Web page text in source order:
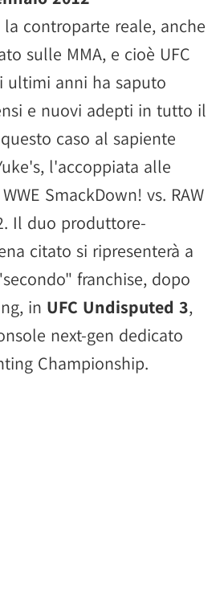
la controparte reale, anche
sulle MMA, e cioè UFC
ultimi anni ha saputo
e nuovi adepti in tutto il
caso al sapiente
l'accoppiata alle
SmackDown! vs. RAW
Il duo produttore-
citato si ripresenterà a
franchise, dopo
in UFC Undisputed 3,
next-gen dedicato
Championship.